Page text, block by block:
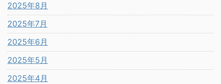
2025年8月
2025年7月
2025年6月
2025年5月
2025年4月